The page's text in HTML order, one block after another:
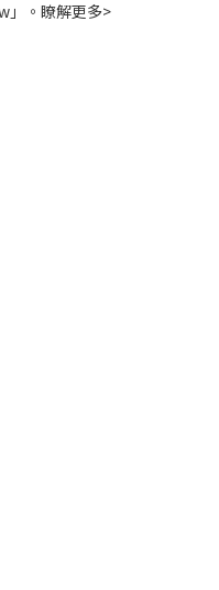
。 瞭解更多>